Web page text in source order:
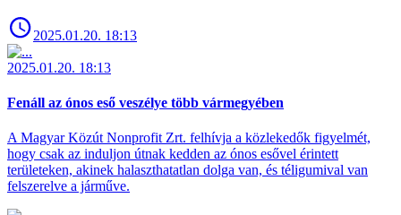
2025.01.20. 18:13
2025.01.20. 18:13
Fenáll az ónos eső veszélye több vármegyében
A Magyar Közút Nonprofit Zrt. felhívja a közlekedők figyelmét,
hogy csak az induljon útnak kedden az ónos esővel érintett
területeken, akinek halaszthatatlan dolga van, és téligumival van
felszerelve a járműve.